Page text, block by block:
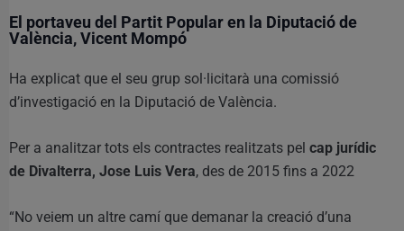
El portaveu del Partit Popular en la Diputació de
València, Vicent Mompó
Ha explicat que el seu grup sol·licitarà una comissió
d’investigació en la Diputació de València.
Per a analitzar tots els contractes realitzats pel cap jurídic
de Divalterra, Jose Luis Vera, des de 2015 fins a 2022
“No veiem un altre camí que demanar la creació d’una